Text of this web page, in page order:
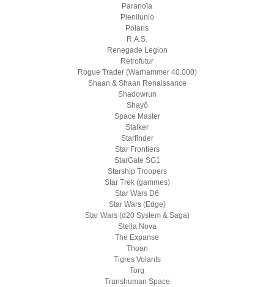
Paranoïa
Plenilunio
Polaris
R.A.S.
Renegade Legion
Retrofutur
Rogue Trader (Warhammer 40.000)
Shaan & Shaan Renaissance
Shadowrun
Shayô
Space Master
Stalker
Starfinder
Star Frontiers
StarGate SG1
Starship Troopers
Star Trek (gammes)
Star Wars D6
Star Wars (Edge)
Star Wars (d20 System & Saga)
Stella Nova
The Expanse
Thoan
Tigres Volants
Torg
Transhuman Space